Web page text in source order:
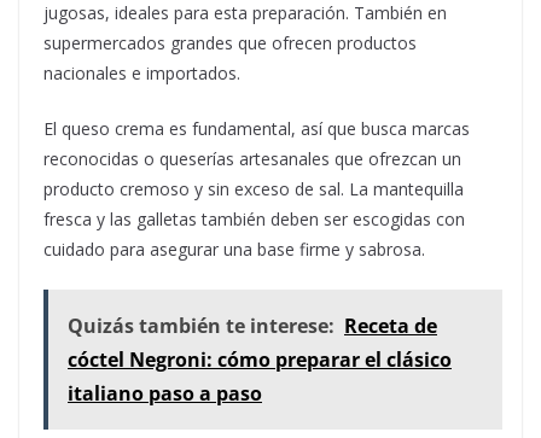
jugosas, ideales para esta preparación. También en
supermercados grandes que ofrecen productos
nacionales e importados.
El queso crema es fundamental, así que busca marcas
reconocidas o queserías artesanales que ofrezcan un
producto cremoso y sin exceso de sal. La mantequilla
fresca y las galletas también deben ser escogidas con
cuidado para asegurar una base firme y sabrosa.
Quizás también te interese: Receta de
cóctel Negroni: cómo preparar el clásico
italiano paso a paso